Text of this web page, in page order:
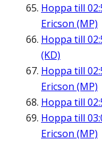
Hoppa till
Ericson (MP)
Hoppa till
(KD)
Hoppa till
Ericson (MP)
Hoppa till
Hoppa till
Ericson (MP)